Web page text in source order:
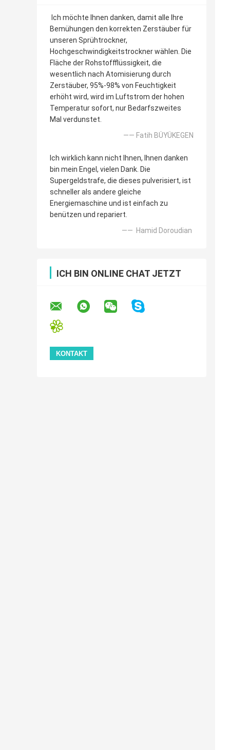
Ich möchte Ihnen danken, damit alle Ihre
Bemühungen den korrekten Zerstäuber für
unseren Sprühtrockner,
Hochgeschwindigkeitstrockner wählen. Die
Fläche der Rohstoffflüssigkeit, die
wesentlich nach Atomisierung durch
Zerstäuber, 95%-98% von Feuchtigkeit
erhöht wird, wird im Luftstrom der hohen
Temperatur sofort, nur Bedarfszweites
Mal verdunstet.
—— Fatih BÜYÜKEGEN
Ich wirklich kann nicht Ihnen, Ihnen danken
bin mein Engel, vielen Dank. Die
Supergeldstrafe, die dieses pulverisiert, ist
schneller als andere gleiche
Energiemaschine und ist einfach zu
benützen und repariert.
—— Hamid Doroudian
ICH BIN ONLINE CHAT JETZT